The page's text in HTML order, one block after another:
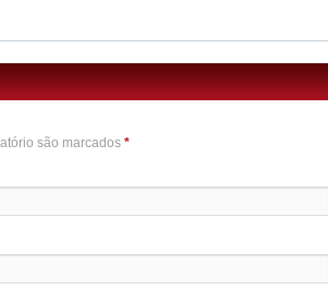
são marcados *